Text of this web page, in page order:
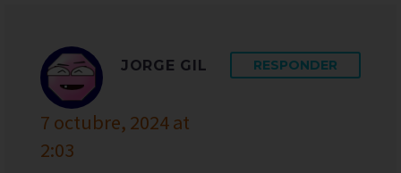
JORGE GIL
7 octubre, 2024 at
2:03
RESPONDER